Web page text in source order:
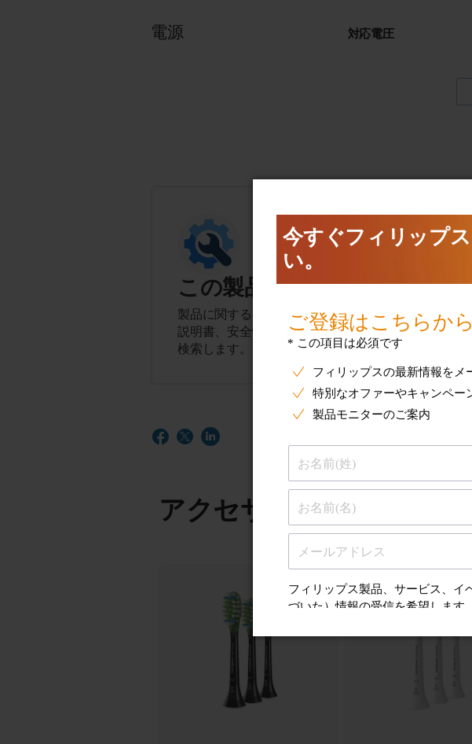
電源 対応電圧
この製品に関するサポート
製品に関するヒント、よくある質問（FAQ）、取扱
説明書、安全性とコンプライアンスに関する情報を
検索します。
アクセサリー